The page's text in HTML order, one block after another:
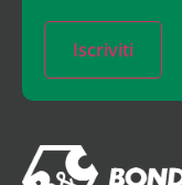
Iscriviti